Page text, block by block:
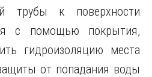
трубы к поверхности
с помощью покрытия,
гидроизоляцию места
от попадания воды